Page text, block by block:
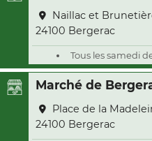
Naillac et
24100 Bergerac
Tous les samedi
Marché de
Place de la
24100 Bergerac